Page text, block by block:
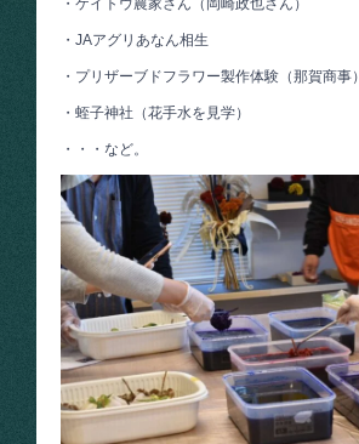
・ケイトウ農家さん（岡崎政也さん）
・JAアグリあなん相生
・プリザーブドフラワー製作体験（那賀商事）
・蛭子神社（花手水を見学）
・・・など。